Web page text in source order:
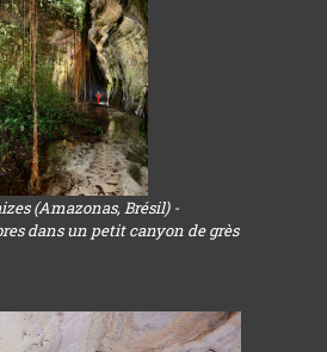
(Amazonas, Brésil) -
dans un petit canyon de grès